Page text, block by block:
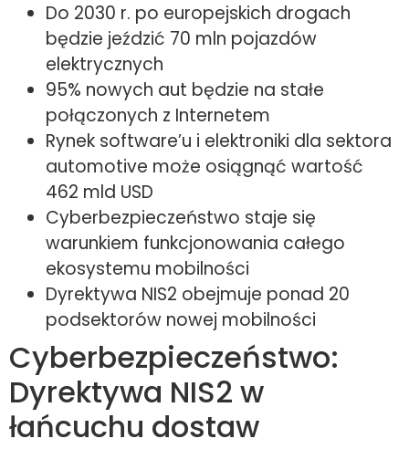
Do 2030 r. po europejskich drogach
będzie jeździć 70 mln pojazdów
elektrycznych
95% nowych aut będzie na stałe
połączonych z Internetem
Rynek software’u i elektroniki dla sektora
automotive może osiągnąć wartość
462 mld USD
Cyberbezpieczeństwo staje się
warunkiem funkcjonowania całego
ekosystemu mobilności
Dyrektywa NIS2 obejmuje ponad 20
podsektorów nowej mobilności
Cyberbezpieczeństwo:
Dyrektywa NIS2 w
łańcuchu dostaw